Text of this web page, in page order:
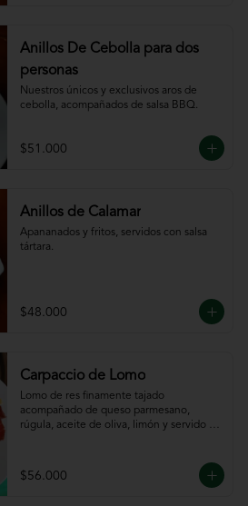
Anillos De Cebolla para dos
personas
Nuestros únicos y exclusivos aros de
cebolla, acompañados de salsa BBQ.
$51.000
Anillos de Calamar
Apananados y fritos, servidos con salsa
tártara.
$48.000
Carpaccio de Lomo
Lomo de res finamente tajado
acompañado de queso parmesano,
rúgula, aceite de oliva, limón y servido
$56.000